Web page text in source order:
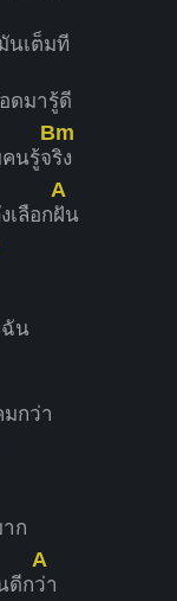
นเต็มที
ดมารู้ดี
นรู้จ
Bm
ริง
เลือก
A
ฝัน
ฉัน
กว่า
ก
ดีก
A
ว่า